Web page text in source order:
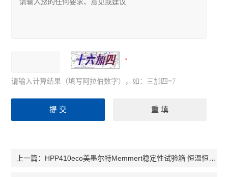
请输入计算结果（填写阿拉伯数字），如：三加四=7
上一篇： HPP410eco美墨尔特Memmert稳定性试验箱 恒温恒湿箱